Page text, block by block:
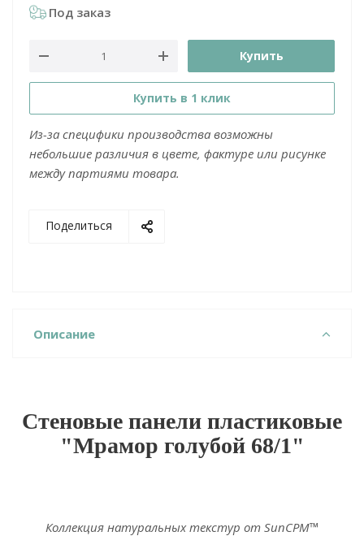
Под заказ
Купить
Купить в 1 клик
Из-за специфики производства возможны
небольшие различия в цвете, фактуре или рисунке
между партиями товара.
Поделиться
Описание
Стеновые панели пластиковые
"Мрамор голубой 68/1"
Коллекция натуральных текстур от SunCPM™